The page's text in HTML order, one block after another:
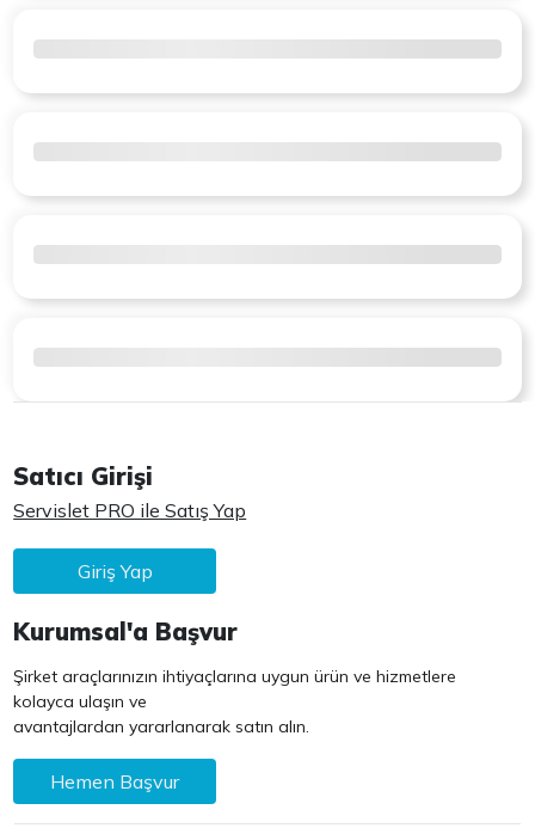
Satıcı Girişi
Servislet PRO ile Satış Yap
Giriş Yap
Kurumsal'a Başvur
Şirket araçlarınızın ihtiyaçlarına uygun ürün ve hizmetlere
kolayca ulaşın ve
avantajlardan yararlanarak satın alın.
Hemen Başvur